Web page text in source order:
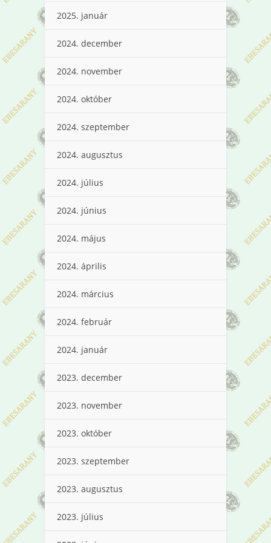
2025. január
2024. december
2024. november
2024. október
2024. szeptember
2024. augusztus
2024. július
2024. június
2024. május
2024. április
2024. március
2024. február
2024. január
2023. december
2023. november
2023. október
2023. szeptember
2023. augusztus
2023. július